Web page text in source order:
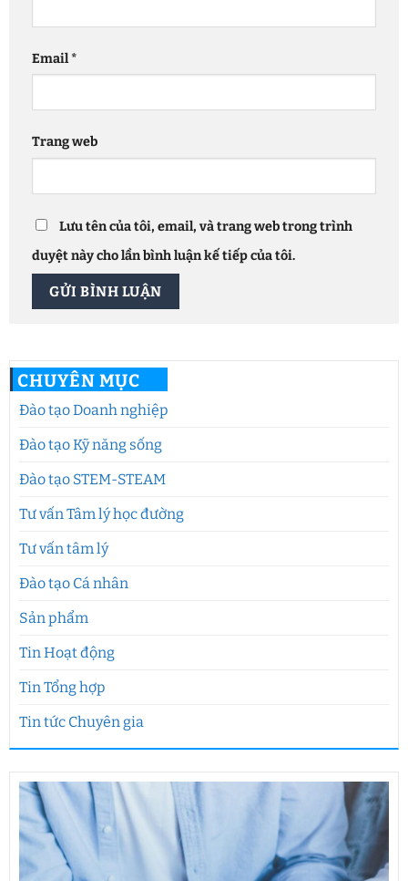
CHUYÊN MỤC
Đào tạo Doanh nghiệp
Đào tạo Kỹ năng sống
Đào tạo STEM-STEAM
Tư vấn Tâm lý học đường
Tư vấn tâm lý
Đào tạo Cá nhân
Sản phẩm
Tin Hoạt động
Tin Tổng hợp
Tin tức Chuyên gia
Email*
Trang web
Lưu tên của tôi, email, và trang web trong trình
duyệt này cho lần bình luận kế tiếp của tôi.